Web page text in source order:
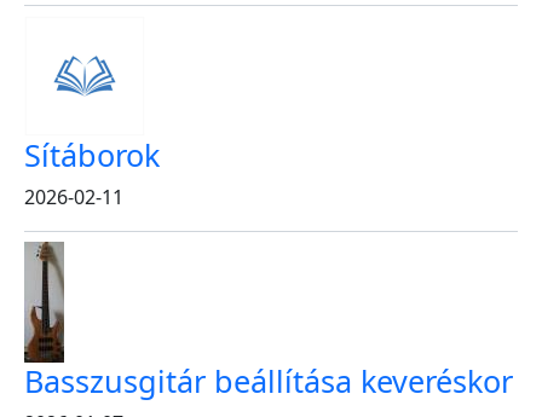
Sítáborok
2026-02-11
Basszusgitár beállítása keveréskor